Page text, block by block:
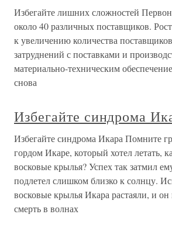
Избегайте лишних сложностей
около 40 различных поставщиков.
к увеличению количества
затруднений с поставками и
материально-техническим
снова
Избегайте синдрома
Избегайте синдрома Икара Помните
гордом Икаре, который хотел летать,
восковые крылья? Успех так затмил
подлетел слишком близко к солнцу.
восковые крылья Икара растаяли, и
смерть в волнах